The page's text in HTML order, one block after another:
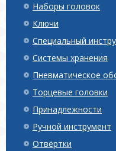
Наборы головок
Ключи
Специальный
Системы хранения
Пневматическое
Торцевые головки
Принадлежности
Ручной инструмент
Отвёртки